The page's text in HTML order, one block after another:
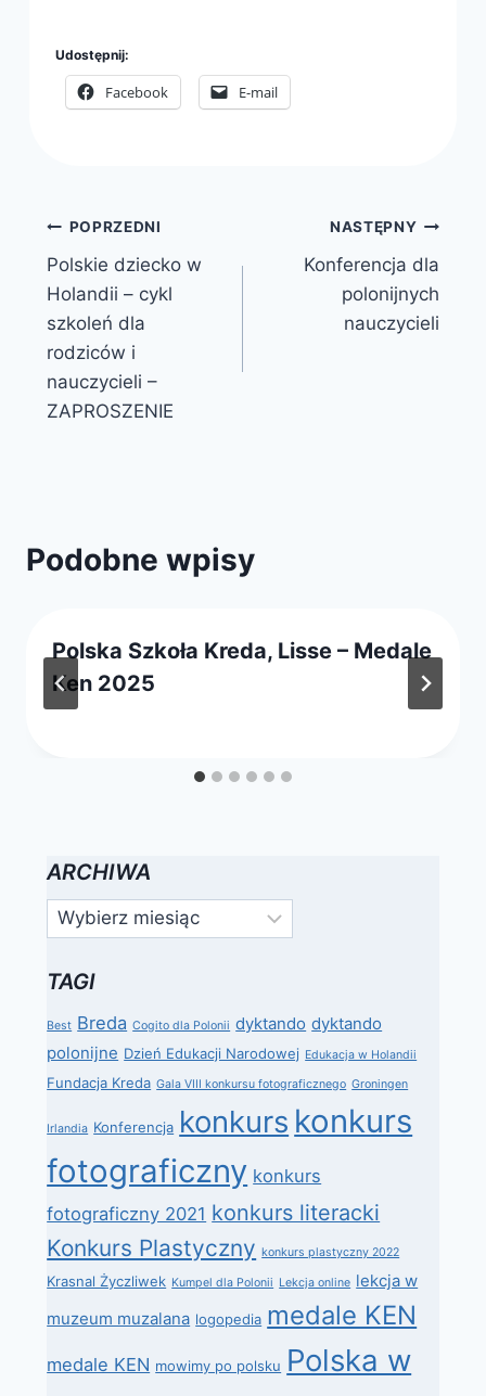
Udostępnij:
Facebook E-mail
Nawigacja
wpisu
POPRZEDNI
Polskie dziecko w
Holandii – cykl
szkoleń dla
rodziców i
nauczycieli –
ZAPROSZENIE
NASTĘPNY
Konferencja dla
polonijnych
nauczycieli
Podobne wpisy
Polska Szkoła Kreda, Lisse – Medale
Ken 2025
ARCHIWA
Archiwa
TAGI
Best Breda Cogito dla Polonii dyktando dyktando
polonijne Dzień Edukacji Narodowej Edukacja w Holandii
Fundacja Kreda Gala VIII konkursu fotograficznego Groningen
Irlandia Konferencja konkurs konkurs
fotograficzny konkurs
fotograficzny 2021 konkurs literacki
Konkurs Plastyczny konkurs plastyczny 2022
Krasnal Życzliwek Kumpel dla Polonii Lekcja online lekcja w
muzeum muzalana logopedia medale KEN
medale KEN mowimy po polsku Polska w